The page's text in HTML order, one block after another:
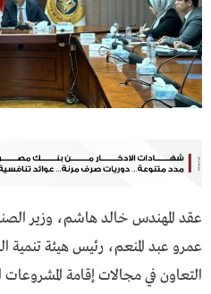
عقد المهندس خالد هاشم، وزير
عمرو عبد المنعم، رئيس هيئة
التعاون في مجالات إقامة